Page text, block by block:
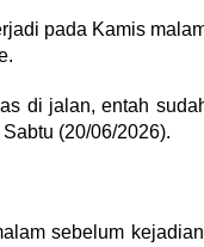
pada Kamis
di jalan, entah
(20/06/2026).
sebelum